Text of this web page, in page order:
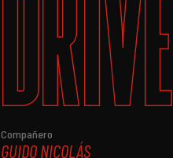
DRIVE
Compañero
GUIDO NICOLÁS